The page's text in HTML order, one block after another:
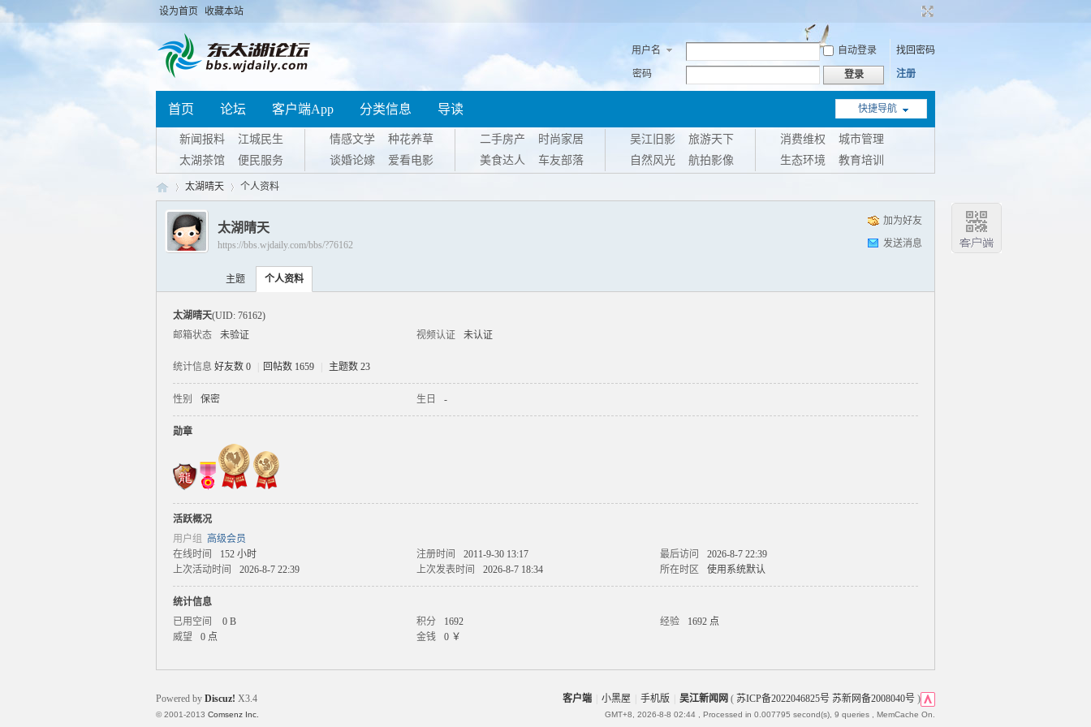
设为首页 收藏本站
用户名 自动登录 找回密码
密码 登录 注册
快捷导航
首页 论坛 客户端App 分类信息 导读
新闻报料
江城民生
太湖茶馆
便民服务
情感文学
种花养草
谈婚论嫁
爱看电影
二手房产
时尚家居
美食达人
车友部落
吴江旧影
旅游天下
自然风光
航拍影像
消费维权
城市管理
生态环境
教育培训
›
太湖晴天 个人资料
加为好友
发送消息
太湖晴天
https://bbs.wjdaily.com/bbs/?76162
主题 个人资料
太湖晴天(UID: 76162)
邮箱状态
未验证 视频认证 未认证
统计信息 好友数 0 回帖数 1659 主题数 23
性别 保密 生日 -
勋章
活跃概况
用户组 高级会员
在线时间
152 小时 注册时间 2011-9-30 13:17 最后访问
2026-8-7 22:39
上次活动时间
2026-8-7 22:39 上次发表时间 2026-8-7 18:34 所在时区 使用系统默认
统计信息
已用空间
0 B 积分 1692 经验
1692 点
威望
0 点 金钱 0 ￥
客户端 小黑屋 手机版 吴江新闻网 ( 苏ICP备2022046825号 苏新网备2008040号 )
GMT+8, 2026-8-8 02:44 , Processed in 0.007795 second(s), 9 queries , MemCache On.
Powered by Discuz! X3.4
© 2001-2013 Comsenz Inc.